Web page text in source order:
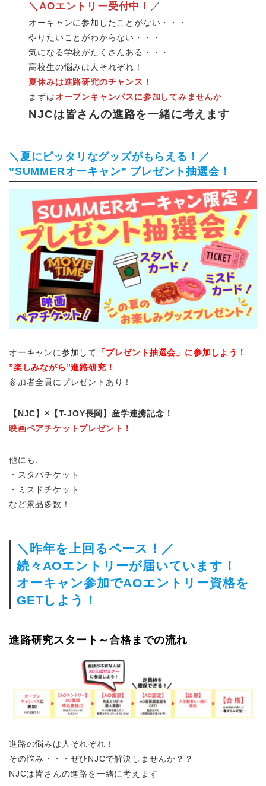
＼AOエントリー受付中！ ／
オーキャンに参加したことがない・・・
やりたいことがわからない・・・
気になる学校がたくさんある・・・
高校生の悩みは人それぞれ！
夏休みは進路研究のチャンス！
まずはオープンキャンパスに参加してみませんか
NJCは皆さんの進路を一緒に考えます
＼夏にピッタリなグッズがもらえる！／
”SUMMERオーキャン” プレゼント抽選会！
オーキャンに参加して
「プレゼント抽選会」に参加しよう！
”楽しみながら”進路研究！
参加者全員にプレゼントあり！
【NJC】×【T-JOY長岡】産学連携記念！
映画ペアチケットプレゼント！
他にも、
・スタバチケット
・ミスドチケット
など景品多数！
＼昨年を上回るペース！／
続々AOエントリーが届いています！
オーキャン参加でAOエントリー資格を
GETしよう！
進路研究スタート～合格までの流れ
進路の悩みは人それぞれ！
その悩み・・・ぜひNJCで解決しませんか？？
NJCは皆さんの進路を一緒に考えます